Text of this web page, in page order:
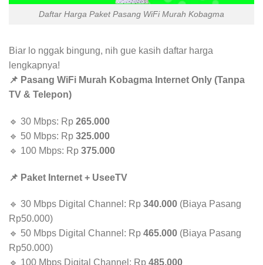
Daftar Harga Paket Pasang WiFi Murah Kobagma
Biar lo nggak bingung, nih gue kasih daftar harga
lengkapnya!
📌 Pasang WiFi Murah Kobagma Internet Only (Tanpa
TV & Telepon)
🔹 30 Mbps: Rp 265.000
🔹 50 Mbps: Rp 325.000
🔹 100 Mbps: Rp 375.000
📌 Paket Internet + UseeTV
🔹 30 Mbps Digital Channel: Rp 340.000 (Biaya Pasang
Rp50.000)
🔹 50 Mbps Digital Channel: Rp 465.000 (Biaya Pasang
Rp50.000)
🔹 100 Mbps Digital Channel: Rp 485.000